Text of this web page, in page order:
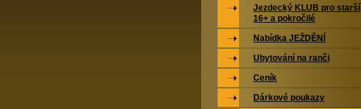
Jezdecký KLUB pro starší
16+ a pokročilé
Nabídka JEŽDĚNÍ
Ubytování na ranči
Ceník
Dárkové poukazy